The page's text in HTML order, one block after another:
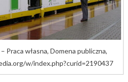
własna, Domena publiczna,
w/index.php?curid=2190437